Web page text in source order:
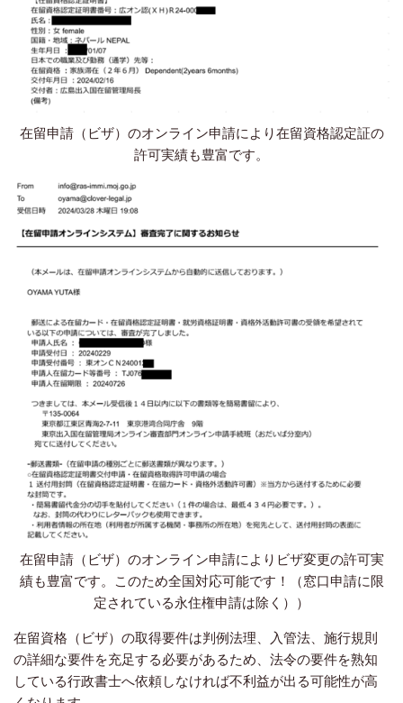
在留申請（ビザ）のオンライン申請により在留資格認定証の
許可実績も豊富です。
在留申請（ビザ）のオンライン申請によりビザ変更の許可実
績も豊富です。このため全国対応可能です！（窓口申請に限
定されている永住権申請は除く））
在留資格（ビザ）の取得要件は判例法理、入管法、施行規則
の詳細な要件を充足する必要があるため、法令の要件を熟知
している行政書士へ依頼しなければ不利益が出る可能性が高